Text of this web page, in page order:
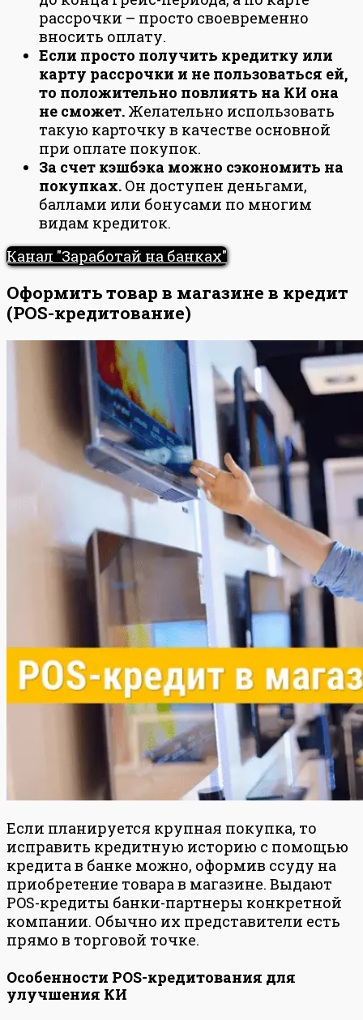
рассрочки – просто своевременно
вносить оплату.
Если просто получить кредитку или
карту рассрочки и не пользоваться ей,
то положительно повлиять на КИ она
не сможет. Желательно использовать
такую карточку в качестве основной
при оплате покупок.
За счет кэшбэка можно сэкономить на
покупках. Он доступен деньгами,
баллами или бонусами по многим
видам кредиток.
Канал "Заработай на банках"
Оформить товар в магазине в кредит
(POS-кредитование)
Если планируется крупная покупка, то
исправить кредитную историю с помощью
кредита в банке можно, оформив ссуду на
приобретение товара в магазине. Выдают
POS-кредиты банки-партнеры конкретной
компании. Обычно их представители есть
прямо в торговой точке.
Особенности POS-кредитования для
улучшения КИ